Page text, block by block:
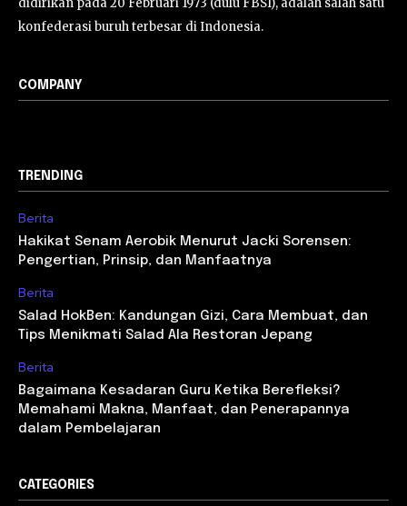
konfederasi buruh terbesar di Indonesia.
COMPANY
TRENDING
Berita
Hakikat Senam Aerobik Menurut Jacki Sorensen:
Pengertian, Prinsip, dan Manfaatnya
Berita
Salad HokBen: Kandungan Gizi, Cara Membuat, dan
Tips Menikmati Salad Ala Restoran Jepang
Berita
Bagaimana Kesadaran Guru Ketika Berefleksi?
Memahami Makna, Manfaat, dan Penerapannya
dalam Pembelajaran
CATEGORIES